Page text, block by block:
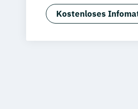
Master of
Sport- und
Kostenloses